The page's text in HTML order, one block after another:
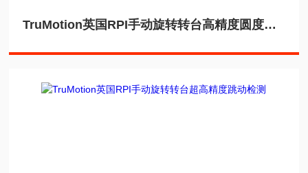
TruMotion英国RPI手动旋转转台高精度圆度偏心测量台